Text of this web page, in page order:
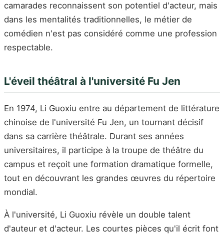
camarades reconnaissent son potentiel d'acteur, mais
dans les mentalités traditionnelles, le métier de
comédien n'est pas considéré comme une profession
respectable.
L'éveil théâtral à l'université Fu Jen
En 1974, Li Guoxiu entre au département de littérature
chinoise de l'université Fu Jen, un tournant décisif
dans sa carrière théâtrale. Durant ses années
universitaires, il participe à la troupe de théâtre du
campus et reçoit une formation dramatique formelle,
tout en découvrant les grandes œuvres du répertoire
mondial.
À l'université, Li Guoxiu révèle un double talent
d'auteur et d'acteur. Les courtes pièces qu'il écrit font